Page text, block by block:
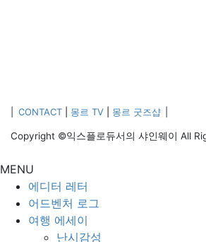
CONTACT| 몽르 TV| 몽르 굿즈샵
Copyright ©익스플로듀서의 샤인웨이 All
MENU
에디터 레터
어드벤처 로그
여행 에세이
난시감성